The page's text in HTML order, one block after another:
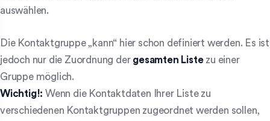
auswählen.
Die Kontaktgruppe „kann“ hier schon definiert werden. Es ist
jedoch nur die Zuordnung der gesamten Listezu einer
Gruppe möglich.
Wichtig!: Wenn die Kontaktdaten Ihrer Liste zu
verschiedenen Kontaktgruppen zugeordnet werden sollen,